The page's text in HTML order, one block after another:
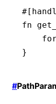
fn
}
#